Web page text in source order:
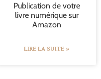
Publication de votre
livre numérique sur
Amazon
LIRE LA SUITE »